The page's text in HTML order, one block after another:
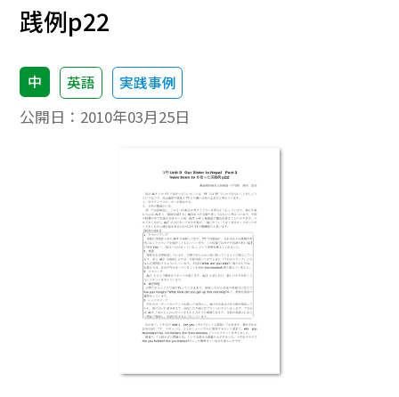
践例p22
中 英語 実践事例
公開日： 2010年03月25日